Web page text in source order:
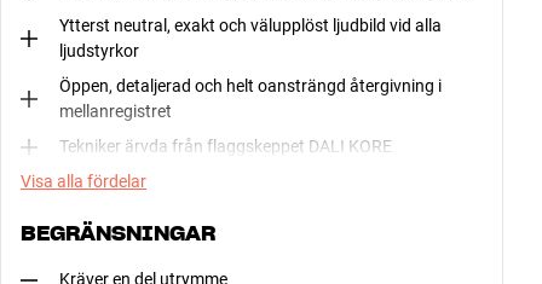
Ytterst neutral, exakt och välupplöst ljudbild vid alla
ljudstyrkor
Öppen, detaljerad och helt oansträngd återgivning i
mellanregistret
Tekniker ärvda från flaggskeppet DALI KORE
Visa alla fördelar
BEGRÄNSNINGAR
Kräver en del utrymme